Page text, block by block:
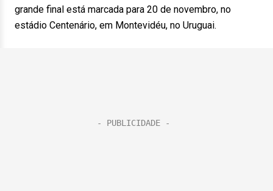
grande final está marcada para 20 de novembro, no
estádio Centenário, em Montevidéu, no Uruguai.